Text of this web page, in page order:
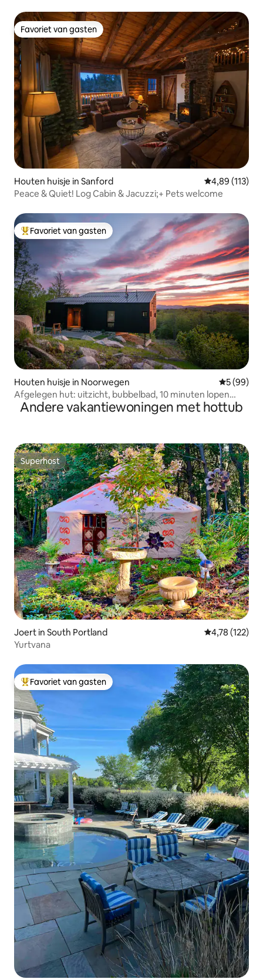
Favoriet van gasten
Favoriet van gasten
Houten huisje in Sanford Gemiddelde
4,89 (113)
Peace & Quiet! Log Cabin & Jacuzzi;+ Pets welcome
Topfavoriet van gasten
Favoriet van gasten
Houten huisje in Noorwegen
5 (99)
Afgelegen hut: uitzicht, bubbelbad, 10 minuten lopen
naar het meer
Andere vakantiewoningen met hottub
Superhost
Superhost
Joert in South Portland Gemiddelde
4,78 (122)
Yurtvana
Topfavoriet van gasten
Favoriet van gasten